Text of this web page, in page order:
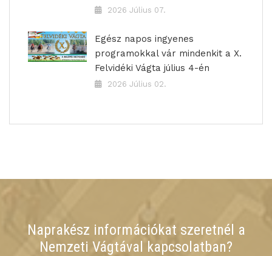
2026 Július 07.
Egész napos ingyenes
programokkal vár mindenkit a X.
Felvidéki Vágta július 4-én
2026 Július 02.
Naprakész információkat szeretnél a
Nemzeti Vágtával kapcsolatban?